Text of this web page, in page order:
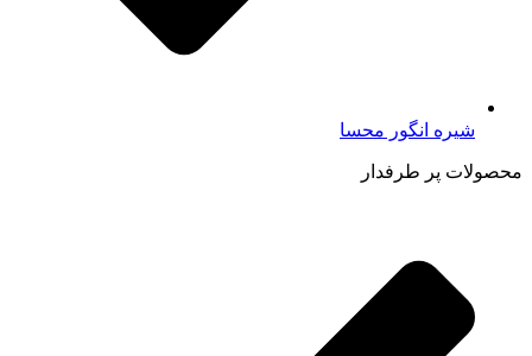
شیره انگور محسا
محصولات پر طرفدار